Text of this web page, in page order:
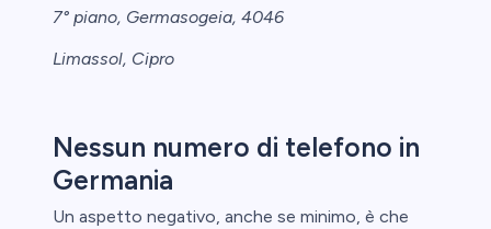
7° piano, Germasogeia, 4046
Limassol, Cipro
Nessun numero di telefono in
Germania
Un aspetto negativo, anche se minimo, è che